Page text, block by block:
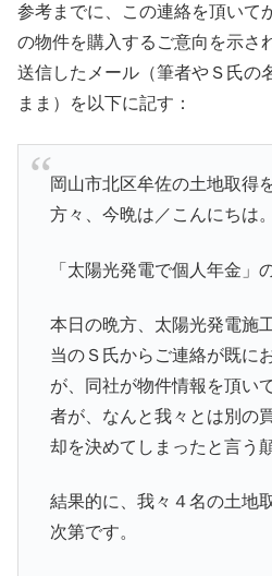
参考までに、この連絡を頂いて
の物件を購入するご意向を示さ
送信したメール（筆者やＳ氏の
まま）を以下に記す：
岡山市北区牟佐の土地取得
方々、今晩は／こんにちは。
「太陽光発電で個人年金」
本日の晩方、太陽光発電施
当のＳ氏からご連絡が既に
が、同社が物件情報を頂い
者が、なんと我々とは別の
却を決めてしまったと言う
結果的に、我々４名の土地
次第です。